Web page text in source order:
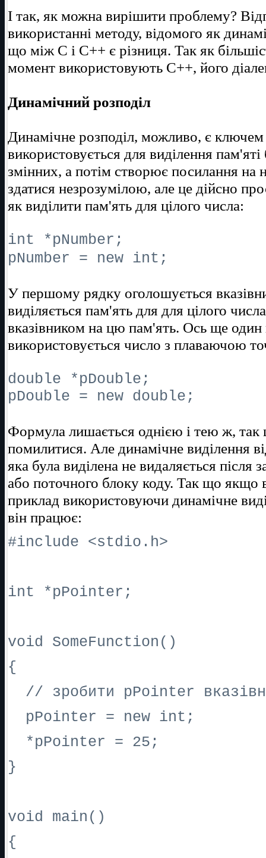
І так, як можна вирішити проблему?
використанні методу, відомого як
що між С і С++ є різниця. Так як
момент використовують С++, його
Динамічний розподіл
Динамічне розподіл, можливо, є ключем
використовується для виділення
змінних, а потім створює посилання на
здатися незрозумілою, але це дійсно
як виділити пам'ять для цілого числа:
int *pNumber;
pNumber = new int;
У першому рядку оголошується
виділяється пам'ять для для цілого
вказівником на цю пам'ять. Ось ще один
використовується число з плаваючою
double *pDouble;
pDouble = new double;
Формула лишається однією і тею ж, так
помилитися. Але динамічне виділення
яка була виділена не видаляється після
або поточного блоку коду. Так що якщо
приклад використовуючи динамічне
він працює:
#include <stdio.h>
int *pPointer;
void SomeFunction()
{
// зробити pPointer
pPointer = new int;
*pPointer = 25;
}
void main()
{